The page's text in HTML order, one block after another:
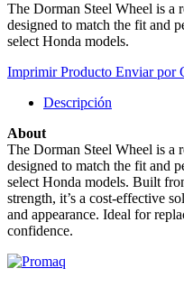
The Dorman Steel Wheel is a
designed to match the fit and
select Honda models.
Imprimir Producto Enviar por
Descripción
About
The Dorman Steel Wheel is a
designed to match the fit and
select Honda models. Built
strength, it’s a cost-effective
and appearance. Ideal for
confidence.